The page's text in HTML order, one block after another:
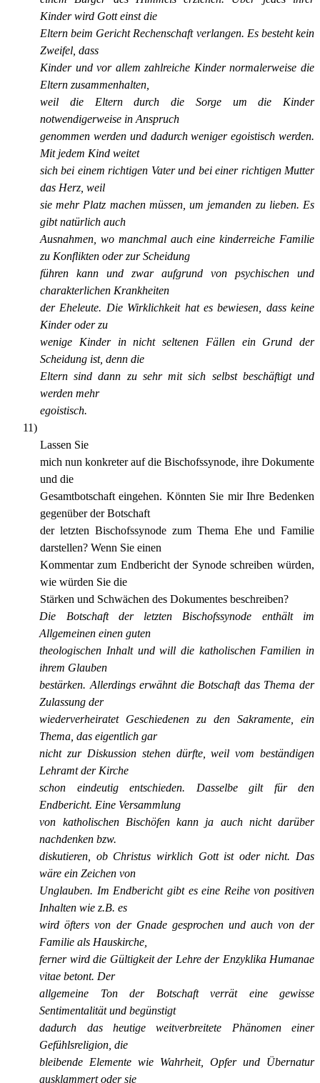
Kinder wird Gott einst die
Eltern beim Gericht Rechenschaft verlangen. Es besteht kein
Zweifel, dass
Kinder und vor allem zahlreiche Kinder normalerweise die
Eltern zusammenhalten,
weil die Eltern durch die Sorge um die Kinder
notwendigerweise in Anspruch
genommen werden und dadurch weniger egoistisch werden.
Mit jedem Kind weitet
sich bei einem richtigen Vater und bei einer richtigen Mutter
das Herz, weil
sie mehr Platz machen müssen, um jemanden zu lieben. Es
gibt natürlich auch
Ausnahmen, wo manchmal auch eine kinderreiche Familie
zu Konflikten oder zur Scheidung
führen kann und zwar aufgrund von psychischen und
charakterlichen Krankheiten
der Eheleute. Die Wirklichkeit hat es bewiesen, dass keine
Kinder oder zu
wenige Kinder in nicht seltenen Fällen ein Grund der
Scheidung ist, denn die
Eltern sind dann zu sehr mit sich selbst beschäftigt und
werden mehr
egoistisch.
11)
Lassen Sie
mich nun konkreter auf die Bischofssynode, ihre Dokumente
und die
Gesamtbotschaft eingehen. Könnten Sie mir Ihre Bedenken
gegenüber der Botschaft
der letzten Bischofssynode zum Thema Ehe und Familie
darstellen? Wenn Sie einen
Kommentar zum Endbericht der Synode schreiben würden,
wie würden Sie die
Stärken und Schwächen des Dokumentes beschreiben?
Die Botschaft der letzten Bischofssynode enthält im
Allgemeinen einen guten
theologischen Inhalt und will die katholischen Familien in
ihrem Glauben
bestärken. Allerdings erwähnt die Botschaft das Thema der
Zulassung der
wiederverheiratet Geschiedenen zu den Sakramente, ein
Thema, das eigentlich gar
nicht zur Diskussion stehen dürfte, weil vom beständigen
Lehramt der Kirche
schon eindeutig entschieden. Dasselbe gilt für den
Endbericht. Eine Versammlung
von katholischen Bischöfen kann ja auch nicht darüber
nachdenken bzw.
diskutieren, ob Christus wirklich Gott ist oder nicht. Das
wäre ein Zeichen von
Unglauben. Im Endbericht gibt es eine Reihe von positiven
Inhalten wie z.B. es
wird öfters von der Gnade gesprochen und auch von der
Familie als Hauskirche,
ferner wird die Gültigkeit der Lehre der Enzyklika Humanae
vitae betont. Der
allgemeine Ton der Botschaft verrät eine gewisse
Sentimentalität und begünstigt
dadurch das heutige weitverbreitete Phänomen einer
Gefühlsreligion, die
bleibende Elemente wie Wahrheit, Opfer und Übernatur
ausklammert oder sie